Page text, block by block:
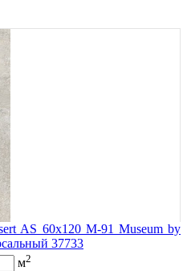
AS 60х120 M-91 Museum by
37733
м2